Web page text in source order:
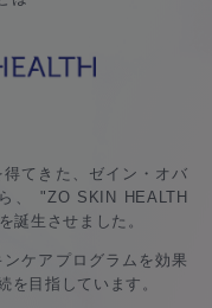
てきた、ゼイン・オバ
、
"ZO SKIN HEALTH
誕生させました。
ケアプログラムを効果
を目指しています。